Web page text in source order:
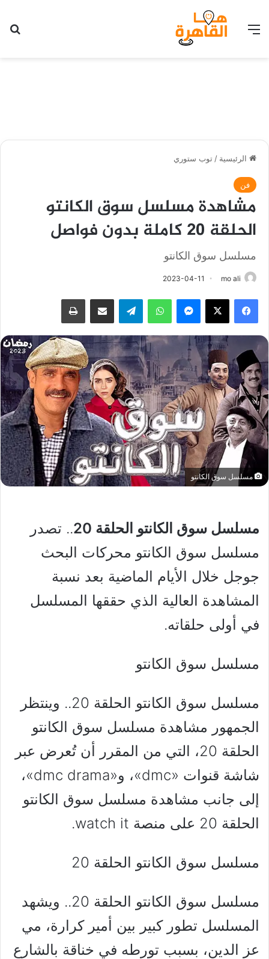
القائمة
الرئيسية / توب ستوري
فن
مشاهدة مسلسل سوق الكانتو
الحلقة 20 كاملة بدون فواصل
مسلسل سوق الكانتو
mo ali
2023-04-11
فيسبوك ‫X ماسنجر واتساب تيلقرام مشاركة عبر البريد طباعة
مسلسل سوق الكانتو
مسلسل سوق الكانتو الحلقة 20
.. تصدر
مسلسل سوق الكانتو محركات البحث
جوجل خلال الأيام الماضية بعد نسبة
المشاهدة العالية الذي حققها المسلسل
في أولى حلقاته.
مسلسل سوق الكانتو
مسلسل سوق الكانتو الحلقة 20.. وينتظر
الجمهور مشاهدة مسلسل سوق الكانتو
الحلقة 20، التي من المقرر أن تُعرض عبر
شاشة قنوات «dmc»، و«dmc drama»،
إلى جانب مشاهدة مسلسل سوق الكانتو
الحلقة 20 على منصة watch it.
مسلسل سوق الكانتو الحلقة 20
مسلسل سوق الكانتو الحلقة 20.. ويشهد
المسلسل تطور كبير بين أمير كرارة، مي
عز الدين، بسبب تورطه في خناقة بالشارع